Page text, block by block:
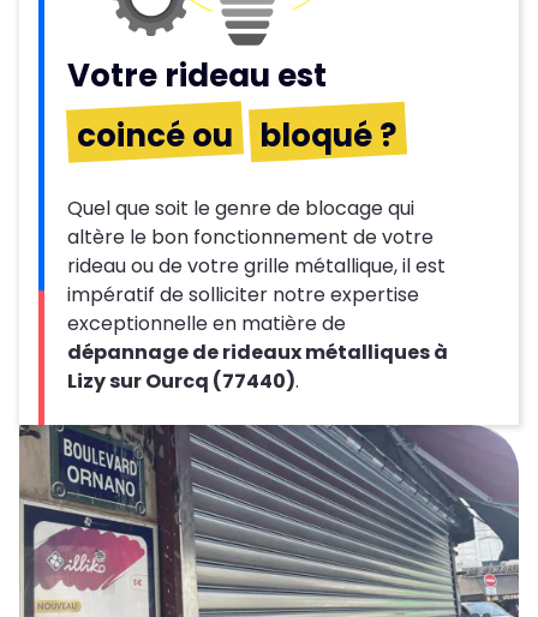
Votre rideau est
coincé ou
bloqué ?
Quel que soit le genre de blocage qui
altère le bon fonctionnement de votre
rideau ou de votre grille métallique, il est
impératif de solliciter notre expertise
exceptionnelle en matière de
dépannage de rideaux métalliques à
Lizy sur Ourcq (77440).